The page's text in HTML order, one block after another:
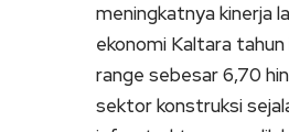
meningkatnya kinerja
ekonomi Kaltara
range sebesar 6,70
sektor konstruksi